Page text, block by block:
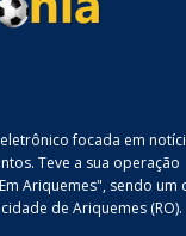
focada em
Teve a sua operação
Ariquemes", sendo um
de Ariquemes (RO).